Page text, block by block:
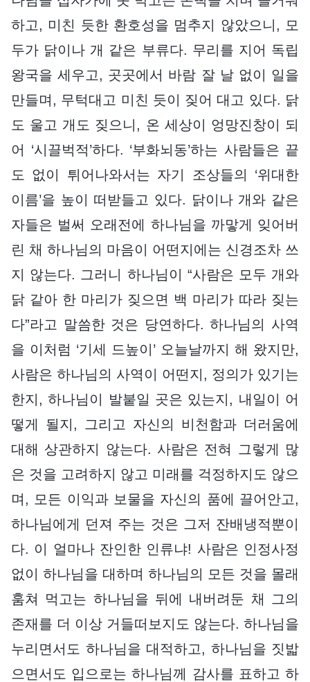
하고, 미친 듯한 환호성을 멈추지 않았으니, 모
두가 닭이나 개 같은 부류다. 무리를 지어 독립
왕국을 세우고, 곳곳에서 바람 잘 날 없이 일을
만들며, 무턱대고 미친 듯이 짖어 대고 있다. 닭
도 울고 개도 짖으니, 온 세상이 엉망진창이 되
어 ‘시끌벅적’하다. ‘부화뇌동’하는 사람들은 끝
도 없이 튀어나와서는 자기 조상들의 ‘위대한
이름’을 높이 떠받들고 있다. 닭이나 개와 같은
자들은 벌써 오래전에 하나님을 까맣게 잊어버
린 채 하나님의 마음이 어떤지에는 신경조차 쓰
지 않는다. 그러니 하나님이 “사람은 모두 개와
닭 같아 한 마리가 짖으면 백 마리가 따라 짖는
다”라고 말씀한 것은 당연하다. 하나님의 사역
을 이처럼 ‘기세 드높이’ 오늘날까지 해 왔지만,
사람은 하나님의 사역이 어떤지, 정의가 있기는
한지, 하나님이 발붙일 곳은 있는지, 내일이 어
떻게 될지, 그리고 자신의 비천함과 더러움에
대해 상관하지 않는다. 사람은 전혀 그렇게 많
은 것을 고려하지 않고 미래를 걱정하지도 않으
며, 모든 이익과 보물을 자신의 품에 끌어안고,
하나님에게 던져 주는 것은 그저 잔배냉적뿐이
다. 이 얼마나 잔인한 인류냐! 사람은 인정사정
없이 하나님을 대하며 하나님의 모든 것을 몰래
훔쳐 먹고는 하나님을 뒤에 내버려둔 채 그의
존재를 더 이상 거들떠보지도 않는다. 하나님을
누리면서도 하나님을 대적하고, 하나님을 짓밟
으면서도 입으로는 하나님께 감사를 표하고 하